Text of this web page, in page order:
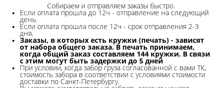
Собираем и отправляем заказы быстро.
Если оплата прошла до 12ч - отправление на следующий
день.
Если оплата прошла после 12ч - срок отправления 2-3
дня.
Заказы, в которых есть кружки (печать) - зависят
от набора общего заказа. В печать принимаем,
когда общий заказ составляем 144 кружки. В связи
с этим могут быть задержки до 5 дней
При условии, когда забор груза согласованной с вами ТК,
стоимость забора в соответствии с условиями стоимости
доставки по Санкт-Петербургу.